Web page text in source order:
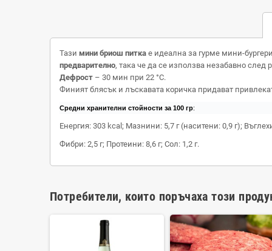
Тази мини бриош питка е идеална за гурме мини-
предварително, така че да се използва незабавно след
Дефрост – 30 мин при 22 °C.
Финият блясък и лъскавата коричка придават
Средни хранителни стойности за 100 гр:
Енергия: 303 kcal; Мазнини: 5,7 г (наситени: 0,9 г);
Фибри: 2,5 г; Протеини: 8,6 г; Сол: 1,2 г.
Потребители, които поръчаха този